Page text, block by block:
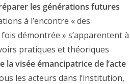
les générations futures
à l’encontre « des
démontrée » s’apparentent à
pratiques et théoriques
la visée émancipatrice de l’acte
les acteurs dans l’institution,